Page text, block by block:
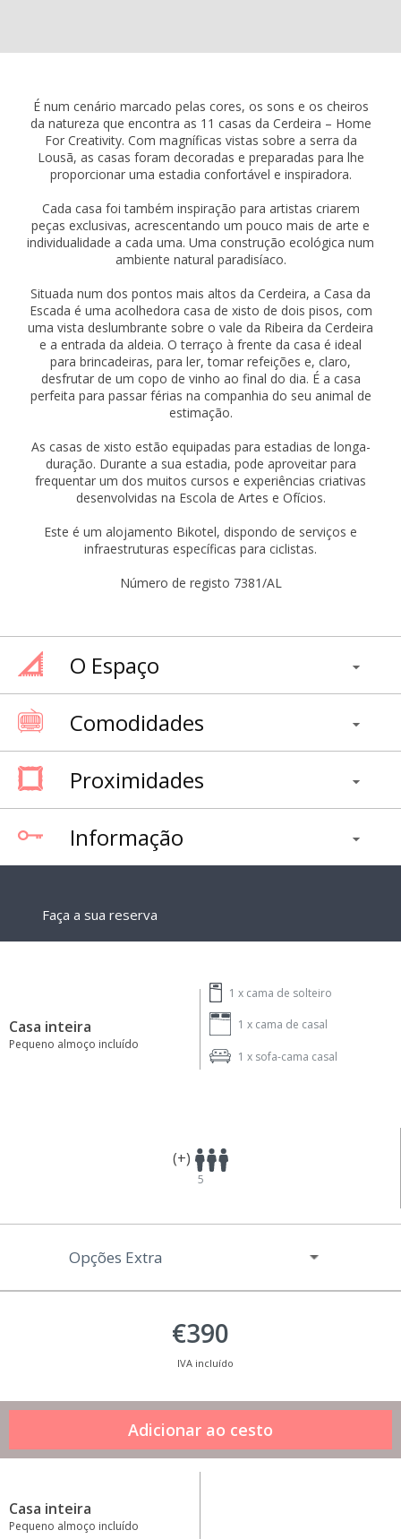
É num cenário marcado pelas cores, os sons e os cheiros
da natureza que encontra as 11 casas da Cerdeira – Home
For Creativity. Com magníficas vistas sobre a serra da
Lousã, as casas foram decoradas e preparadas para lhe
proporcionar uma estadia confortável e inspiradora.
Cada casa foi também inspiração para artistas criarem
peças exclusivas, acrescentando um pouco mais de arte e
individualidade a cada uma. Uma construção ecológica num
ambiente natural paradisíaco.
Situada num dos pontos mais altos da Cerdeira, a Casa da
Escada é uma acolhedora casa de xisto de dois pisos, com
uma vista deslumbrante sobre o vale da Ribeira da Cerdeira
e a entrada da aldeia. O terraço à frente da casa é ideal
para brincadeiras, para ler, tomar refeições e, claro,
desfrutar de um copo de vinho ao final do dia. É a casa
perfeita para passar férias na companhia do seu animal de
estimação.
As casas de xisto estão equipadas para estadias de longa-
duração. Durante a sua estadia, pode aproveitar para
frequentar um dos muitos cursos e experiências criativas
desenvolvidas na Escola de Artes e Ofícios.
Este é um alojamento Bikotel, dispondo de serviços e
infraestruturas específicas para ciclistas.
Número de registo 7381/AL
O Espaço
Comodidades
Proximidades
Informação
Faça a sua reserva
Casa inteira
Pequeno almoço incluído
1 x cama de solteiro
1 x cama de casal
1 x sofa-cama casal
(+)
5
Opções Extra
€390
IVA incluído
Casa inteira
Pequeno almoço incluído